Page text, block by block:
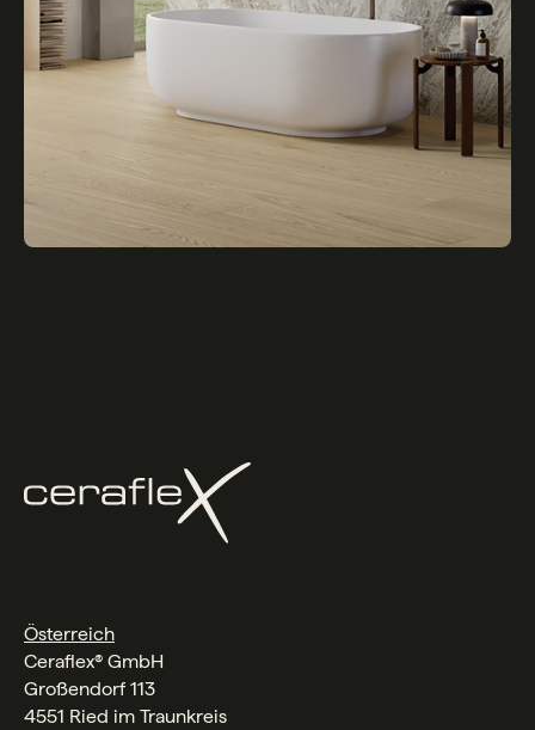
Österreich
Ceraflex® GmbH
Großendorf 113
4551 Ried im Traunkreis